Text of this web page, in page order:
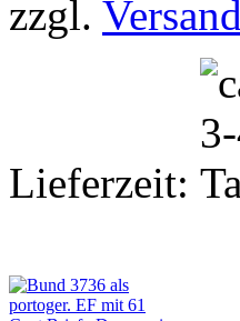
zzgl. Versand
Lieferzeit: